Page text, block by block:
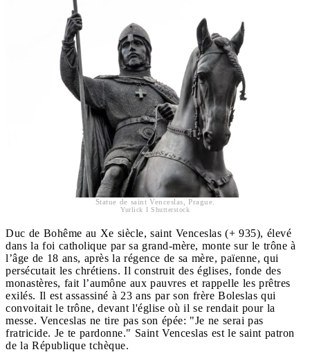
Statue de saint Venceslas, Prague.
Yurlick I Shutterstock
Duc de Bohême au Xe siècle, saint Venceslas (+ 935), élevé
dans la foi catholique par sa grand-mère, monte sur le trône à
l’âge de 18 ans, après la régence de sa mère, païenne, qui
persécutait les chrétiens. Il construit des églises, fonde des
monastères, fait l’aumône aux pauvres et rappelle les prêtres
exilés. Il est assassiné à 23 ans par son frère Boleslas qui
convoitait le trône, devant l'église où il se rendait pour la
messe. Venceslas ne tire pas son épée: "Je ne serai pas
fratricide. Je te pardonne." Saint Venceslas est le saint patron
de la République tchèque.